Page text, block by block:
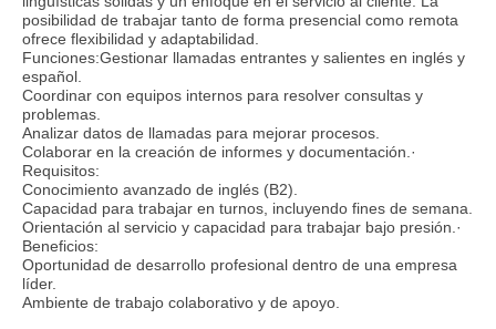
posibilidad de trabajar tanto de forma presencial como remota
ofrece flexibilidad y adaptabilidad.
Funciones:Gestionar llamadas entrantes y salientes en inglés y
español.
Coordinar con equipos internos para resolver consultas y
problemas.
Analizar datos de llamadas para mejorar procesos.
Colaborar en la creación de informes y documentación.·
Requisitos:
Conocimiento avanzado de inglés (B2).
Capacidad para trabajar en turnos, incluyendo fines de semana.
Orientación al servicio y capacidad para trabajar bajo presión.·
Beneficios:
Oportunidad de desarrollo profesional dentro de una empresa
líder.
Ambiente de trabajo colaborativo y de apoyo.